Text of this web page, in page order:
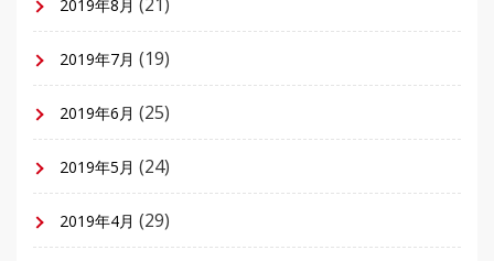
2019年8月
2019年7月 (19)
2019年6月 (25)
2019年5月 (24)
2019年4月 (29)